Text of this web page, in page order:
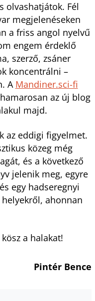
olvashatjátok. Fél
megjelenéseken
a friss angol nyelvű
engem érdeklő
szerző, zsáner
koncentrálni –
A Mandiner.sci-fi
hamarosan az új blog
majd.
az eddigi figyelmet.
közeg még
és a következő
jelenik meg, egyre
egy hadseregnyi
ahonnan
a halakat!
Pintér Bence